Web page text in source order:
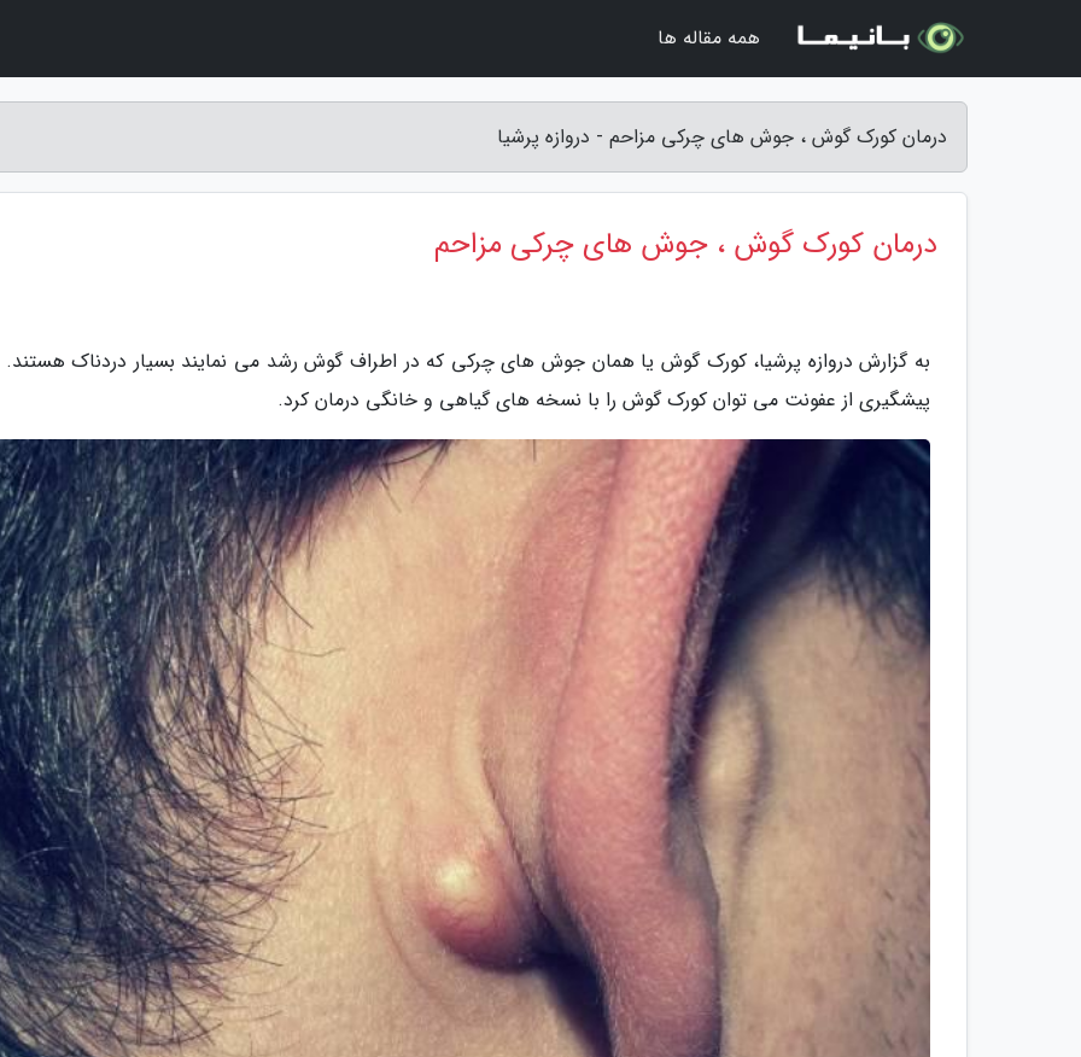
درمان کورک گوش ، جوش های چرکی مزاحم - دروازه پرشیا
درمان کورک گوش ، جوش های چرکی مزاحم
به گزارش دروازه پرشیا، کورک گوش یا همان جوش های چرکی که در اطراف گوش رشد می نمایند بسیار دردناک هستند.
پیشگیری از عفونت می توان کورک گوش را با نسخه های گیاهی و خانگی درمان کرد.
همه مقاله ها